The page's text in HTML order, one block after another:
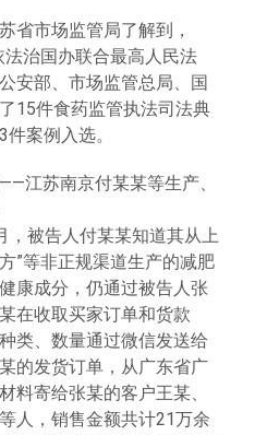
省市场监管局了解到，
治国办联合最高人民法
安部、市场监管总局、国
15件食药监管执法司法典
案例入选。
江苏南京付某某等生产、
，被告人付某某知道其从上
”等非正规渠道生产的减肥
康成分，仍通过被告人张
在收取买家订单和货款
类、数量通过微信发送给
的发货订单，从广东省广
料寄给张某的客户王某、
人，销售金额共计21万余